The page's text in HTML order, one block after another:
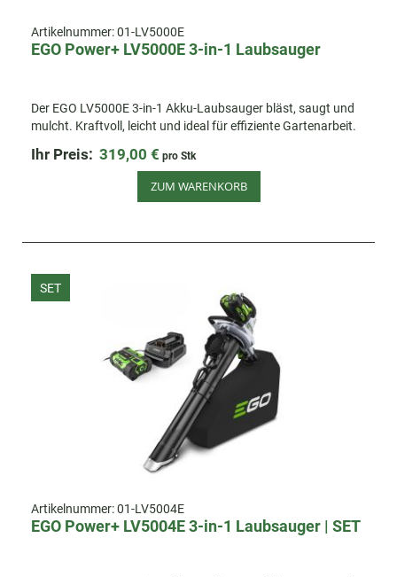
Artikelnummer:01-LV5000E
EGO Power+ LV5000E 3-in-1 Laubsauger
Der EGO LV5000E 3-in-1 Akku-Laubsauger bläst, saugt und
mulcht. Kraftvoll, leicht und ideal für effiziente Gartenarbeit.
Ihr Preis: 319,00 € pro Stk
ZUM WARENKORB
SET
Artikelnummer:01-LV5004E
EGO Power+ LV5004E 3-in-1 Laubsauger | SET